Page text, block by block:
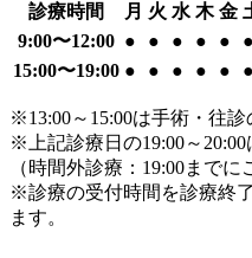
診療時間 月 火 水 木 金
9:00〜12:00 ● ● ● ● ● ●
15:00〜19:00 ● ● ● ● ● ●
※13:00～15:00は手術・往
※上記診療日の19:00～20:00
（時間外診療：19:00までに
※診療の受付時間を診療終
ます。